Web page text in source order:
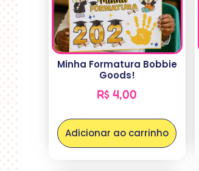
Minha Formatura Bobbie
Goods!
R$ 4,00
Adicionar ao carrinho